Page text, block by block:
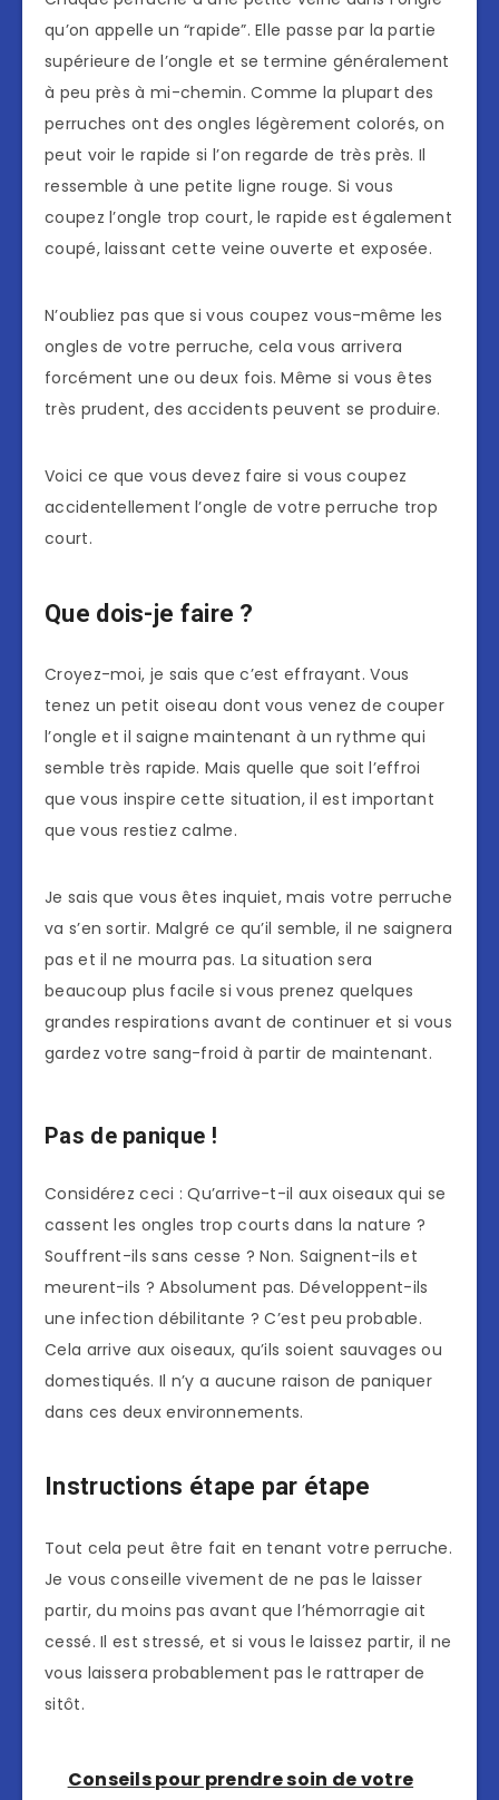
qu’on appelle un “rapide”. Elle passe par la partie
supérieure de l’ongle et se termine généralement
à peu près à mi-chemin. Comme la plupart des
perruches ont des ongles légèrement colorés, on
peut voir le rapide si l’on regarde de très près. Il
ressemble à une petite ligne rouge. Si vous
coupez l’ongle trop court, le rapide est également
coupé, laissant cette veine ouverte et exposée.
N’oubliez pas que si vous coupez vous-même les
ongles de votre perruche, cela vous arrivera
forcément une ou deux fois. Même si vous êtes
très prudent, des accidents peuvent se produire.
Voici ce que vous devez faire si vous coupez
accidentellement l’ongle de votre perruche trop
court.
Que dois-je faire ?
Croyez-moi, je sais que c’est effrayant. Vous
tenez un petit oiseau dont vous venez de couper
l’ongle et il saigne maintenant à un rythme qui
semble très rapide. Mais quelle que soit l’effroi
que vous inspire cette situation, il est important
que vous restiez calme.
Je sais que vous êtes inquiet, mais votre perruche
va s’en sortir. Malgré ce qu’il semble, il ne saignera
pas et il ne mourra pas. La situation sera
beaucoup plus facile si vous prenez quelques
grandes respirations avant de continuer et si vous
gardez votre sang-froid à partir de maintenant.
Pas de panique !
Considérez ceci : Qu’arrive-t-il aux oiseaux qui se
cassent les ongles trop courts dans la nature ?
Souffrent-ils sans cesse ? Non. Saignent-ils et
meurent-ils ? Absolument pas. Développent-ils
une infection débilitante ? C’est peu probable.
Cela arrive aux oiseaux, qu’ils soient sauvages ou
domestiqués. Il n’y a aucune raison de paniquer
dans ces deux environnements.
Instructions étape par étape
Tout cela peut être fait en tenant votre perruche.
Je vous conseille vivement de ne pas le laisser
partir, du moins pas avant que l’hémorragie ait
cessé. Il est stressé, et si vous le laissez partir, il ne
vous laissera probablement pas le rattraper de
sitôt.
Conseils pour prendre soin de votre